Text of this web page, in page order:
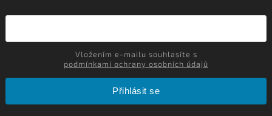
podmínkami ochrany osobních údajů
Přihlásit se